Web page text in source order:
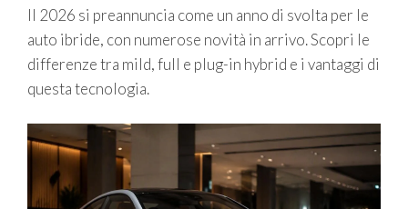
Il 2026 si preannuncia come un anno di svolta per le
auto ibride, con numerose novità in arrivo. Scopri le
differenze tra mild, full e plug-in hybrid e i vantaggi di
questa tecnologia.